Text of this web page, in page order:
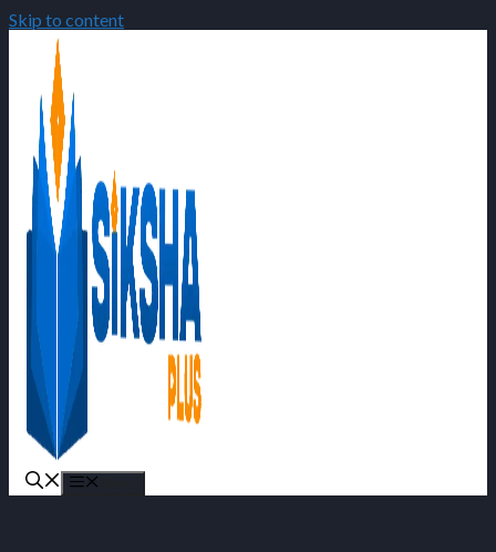
Skip to content